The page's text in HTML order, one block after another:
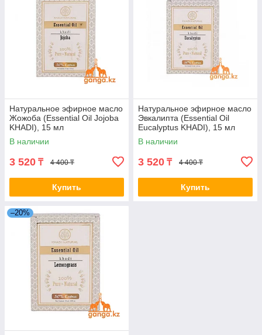
Натуральное эфирное масло
Жожоба (Essential Oil Jojoba
KHADI), 15 мл
В наличии
3 520 ₸ 4 400 ₸
Купить
Натуральное эфирное масло
Эвкалипта (Essential Oil
Eucalyptus KHADI), 15 мл
В наличии
3 520 ₸ 4 400 ₸
Купить
–20%